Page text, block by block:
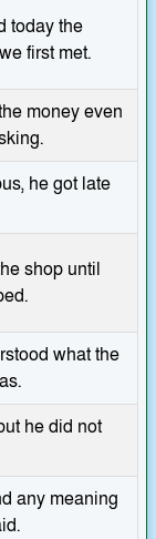
today the
first met.
money even
he got late
shop until
what the
he did not
any meaning